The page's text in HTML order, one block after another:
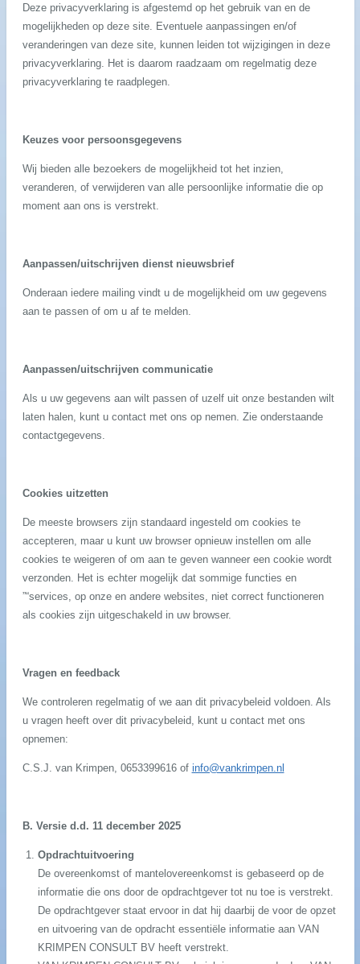
Deze privacyverklaring is afgestemd op het gebruik van en de
mogelijkheden op deze site. Eventuele aanpassingen en/of
veranderingen van deze site, kunnen leiden tot wijzigingen in deze
privacyverklaring. Het is daarom raadzaam om regelmatig deze
privacyverklaring te raadplegen.
Keuzes voor persoonsgegevens
Wij bieden alle bezoekers de mogelijkheid tot het inzien,
veranderen, of verwijderen van alle persoonlijke informatie die op
moment aan ons is verstrekt.
Aanpassen/uitschrijven dienst nieuwsbrief
Onderaan iedere mailing vindt u de mogelijkheid om uw gegevens
aan te passen of om u af te melden.
Aanpassen/uitschrijven communicatie
Als u uw gegevens aan wilt passen of uzelf uit onze bestanden wilt
laten halen, kunt u contact met ons op nemen. Zie onderstaande
contactgegevens.
Cookies uitzetten
De meeste browsers zijn standaard ingesteld om cookies te
accepteren, maar u kunt uw browser opnieuw instellen om alle
cookies te weigeren of om aan te geven wanneer een cookie wordt
verzonden. Het is echter mogelijk dat sommige functies en
”“services, op onze en andere websites, niet correct functioneren
als cookies zijn uitgeschakeld in uw browser.
Vragen en feedback
We controleren regelmatig of we aan dit privacybeleid voldoen. Als
u vragen heeft over dit privacybeleid, kunt u contact met ons
opnemen:
C.S.J. van Krimpen, 0653399616 of info@vankrimpen.nl
B. Versie d.d. 11 december 2025
Opdrachtuitvoering
De overeenkomst of mantelovereenkomst is gebaseerd op de
informatie die ons door de opdrachtgever tot nu toe is verstrekt.
De opdrachtgever staat ervoor in dat hij daarbij de voor de opzet
en uitvoering van de opdracht essentiële informatie aan VAN
KRIMPEN CONSULT BV heeft verstrekt.